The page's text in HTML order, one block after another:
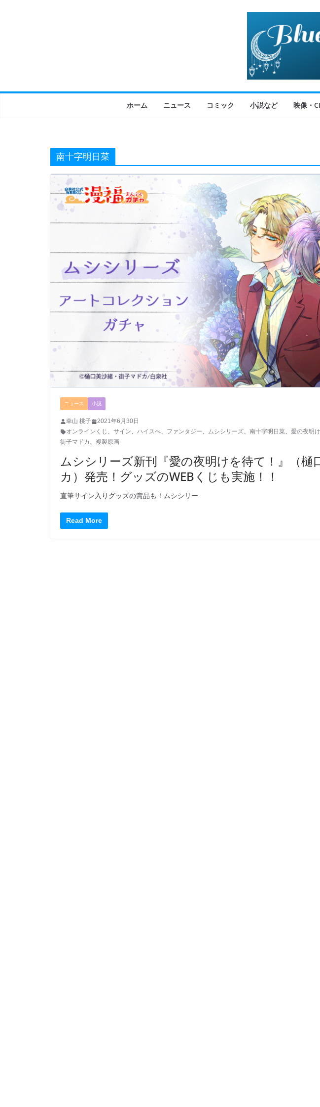
ホーム ニュース コミック 小説など 映像・
南十字明日菜
ニュース 小説
幸山 桃子
2021年6月30日
オンラインくじ 、 サイン、 ハイスぺ、 ファンタジー、 ムシシリーズ、 南十字明日菜、 愛の夜明
街子マドカ 、 複製原画
ムシシリーズ新刊『愛の夜明けを待て！』（樋
カ）発売！グッズのWEBくじも実施！！
直筆サイン入りグッズの賞品も！ムシシリー
Read More